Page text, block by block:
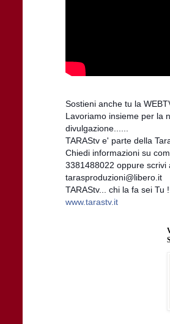
Sostieni anche tu la
Lavoriamo insieme per la
divulgazione......
TARAStv e' parte della
Chiedi informazioni su
3381488022 oppure scrivi
tarasproduzioni@libero.it
TARAStv... chi la fa sei Tu
www.tarastv.it